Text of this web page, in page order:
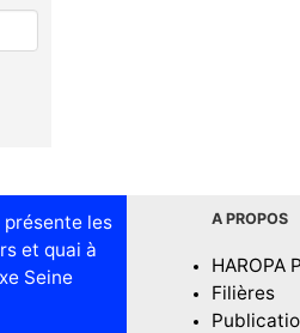
présente les
et quai à
Seine
A PROPOS
HAROPA
Filières